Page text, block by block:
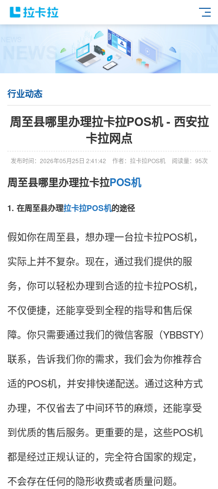
行业动态
周至县哪里办理拉卡拉POS机 - 西安拉
卡拉网点
发布时间：2026年05月25日 2:41:42 作者：拉卡拉POS机 阅读量：95次
周至县哪里办理拉卡拉POS机
1. 在周至县办理拉卡拉POS机的途径
假如你在周至县，想办理一台拉卡拉POS机，
实际上并不复杂。现在，通过我们提供的服
务，你可以轻松办理到合适的拉卡拉POS机，
不仅便捷，还能享受到全程的指导和售后保
障。你只需要通过我们的微信客服（YBBSTY）
联系，告诉我们你的需求，我们会为你推荐合
适的POS机，并安排快递配送。通过这种方式
办理，不仅省去了中间环节的麻烦，还能享受
到优质的售后服务。更重要的是，这些POS机
都是经过正规认证的，完全符合国家的规定，
不会存在任何的隐形收费或者质量问题。